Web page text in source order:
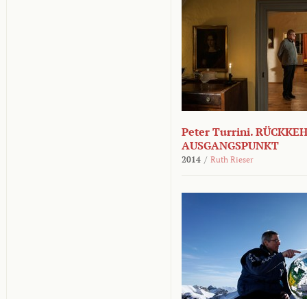
Peter Turrini.
AUSGANGSPUNKT
2014 / Ruth Rieser